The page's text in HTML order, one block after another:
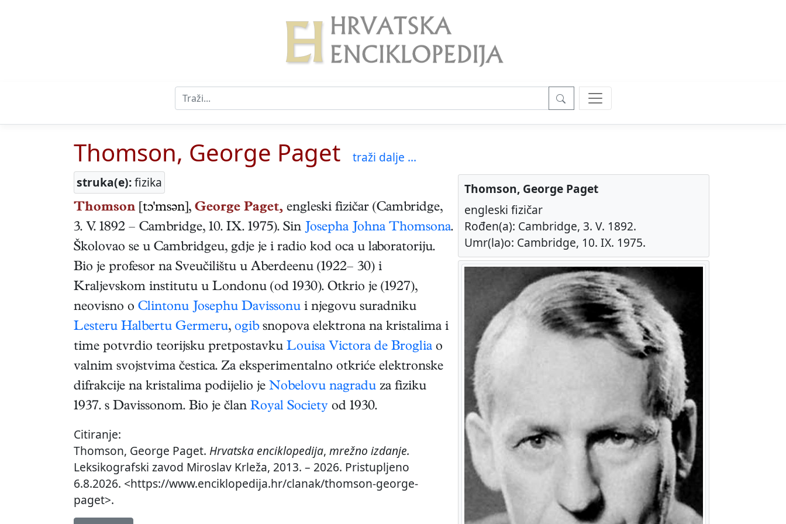
Thomson, George Paget
traži dalje ...
struka(e):fizika
Thomson, George Paget
engleski fizičar
Rođen(a): Cambridge, 3. V. 1892.
Umr(la)o: Cambridge, 10. IX. 1975.
Thomson [tɔ'msən], George Paget, engleski fizičar (Cambridge,
3. V. 1892 – Cambridge, 10. IX. 1975). Sin Josepha Johna Thomsona.
Školovao se u Cambridgeu, gdje je i radio kod oca u laboratoriju.
Bio je profesor na Sveučilištu u Aberdeenu (1922– 30) i
Kraljevskom institutu u Londonu (od 1930). Otkrio je (1927),
neovisno o Clintonu Josephu Davissonu i njegovu suradniku
Lesteru Halbertu Germeru, ogibsnopova elektrona na kristalima i
time potvrdio teorijsku pretpostavku Louisa Victora de Broglia o
valnim svojstvima čestica. Za eksperimentalno otkriće elektronske
difrakcije na kristalima podijelio je Nobelovu nagradu za fiziku
1937. s Davissonom. Bio je član Royal Society od 1930.
Citiranje:
Thomson, George Paget. Hrvatska enciklopedija, mrežno izdanje.
Leksikografski zavod Miroslav Krleža, 2013. – 2026. Pristupljeno
6.8.2026. <https://www.enciklopedija.hr/clanak/thomson-george-
paget>.